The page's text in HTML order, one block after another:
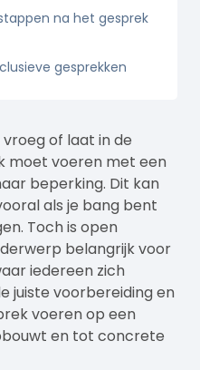
na het gesprek
gesprekken
of laat in de
moet voeren met een
beperking. Dit kan
als je bang bent
Toch is open
belangrijk voor
iedereen zich
juiste voorbereiding en
voeren op een
en tot concrete